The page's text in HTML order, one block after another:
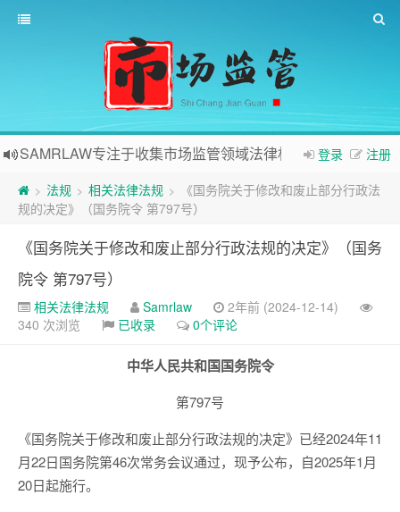
登录 注册
SAMRLAW专注于收集市场监管领域法律相关内容
> 法规 > 相关法律法规 >
《国务院关于修改和废止部分行政法
规的决定》（国务院令 第797号）
《国务院关于修改和废止部分行政法规的决定》（国务
院令 第797号）
相关法律法规 Samrlaw
2年前 (2024-12-14)
340 次浏览
已收录 0个评论
中华人民共和国国务院令
第797号
《国务院关于修改和废止部分行政法规的决定》已经2024年11
月22日国务院第46次常务会议通过，现予公布，自2025年1月
20日起施行。